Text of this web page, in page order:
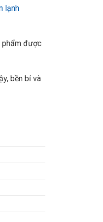
lạnh
phẩm được
bền bỉ và